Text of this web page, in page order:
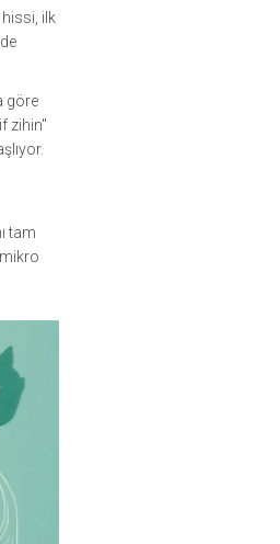
hissi, ilk
göre
zihin"
tam